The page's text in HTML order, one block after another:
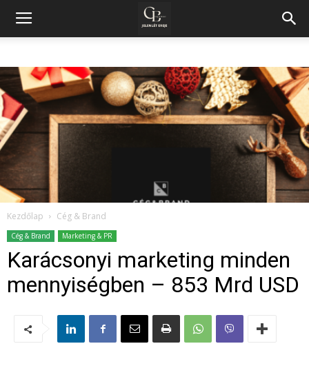
Kezdőlap Cég & Brand
Cég & Brand Marketing & PR
Karácsonyi marketing minden
mennyiségben – 853 Mrd USD